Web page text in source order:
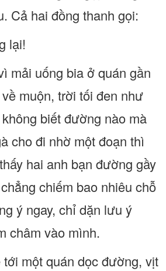
Cả hai đồng thanh gọi:
lại!
mải uống bia ở quán gần
muộn, trời tối đen như
biết đường nào mà
cho đi nhờ một đoạn thì
hai anh bạn đường gầy
chiếm bao nhiêu chỗ
ý ngay, chỉ dặn lưu ý
châm vào mình.
một quán dọc đường, vịt